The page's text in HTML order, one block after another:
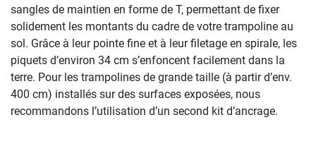
sangles de maintien en forme de T, permettant de fixer
solidement les montants du cadre de votre trampoline au
sol. Grâce à leur pointe fine et à leur filetage en spirale, les
piquets d’environ 34 cm s’enfoncent facilement dans la
terre. Pour les trampolines de grande taille (à partir d’env.
400 cm) installés sur des surfaces exposées, nous
recommandons l’utilisation d’un second kit d’ancrage.